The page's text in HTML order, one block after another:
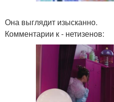
Она выглядит изысканно.
Комментарии к - нетизенов: